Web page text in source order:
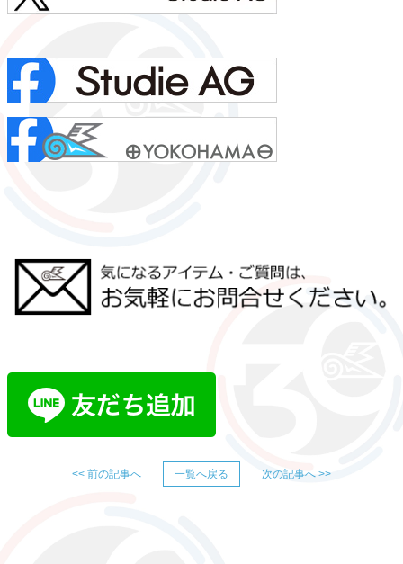
<< 前の記事へ 一覧へ戻る 次の記事へ >>